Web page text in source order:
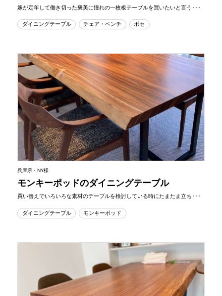
嫁が定年して働き切った褒美に憧れの一枚板テーブルを買いたいと言う･･･
ダイニングテーブル チェア・ベンチ ボセ
兵庫県・NY様
モンキーポッドのダイニングテーブル
買い替えでいろいろな素材のテーブルを検討している時にたまたま立ち･･･
ダイニングテーブル モンキーポッド